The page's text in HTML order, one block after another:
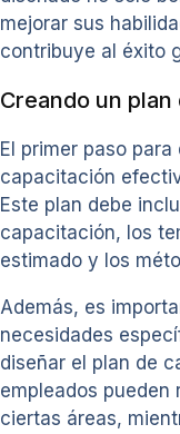
mejorar sus
contribuye al éxito
Creando un
El primer paso
capacitación
Este plan debe
capacitación, los
estimado y los
Además, es
necesidades
diseñar el plan de
empleados pueden
ciertas áreas,